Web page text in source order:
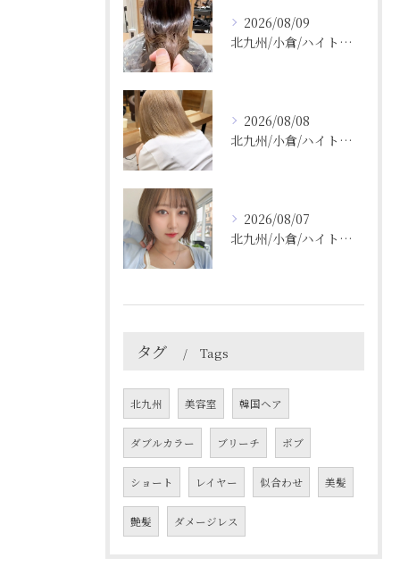
2026/08/09
北九州/小倉/ハイトーン/ケアブリーチ/ブリーチカラー
2026/08/08
北九州/小倉/ハイトーン/ケアブリーチ/ブリーチカラー
2026/08/07
北九州/小倉/ハイトーン/ケアブリーチ/ブリーチカラー
タグ Tags
北九州 美容室 韓国ヘア
ダブルカラー ブリーチ ボブ
ショート レイヤー 似合わせ 美髪
艶髪 ダメージレス